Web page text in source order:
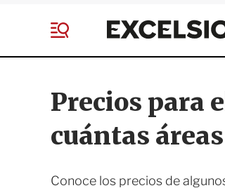
e
Precios para
cuántas
Conoce los precios de